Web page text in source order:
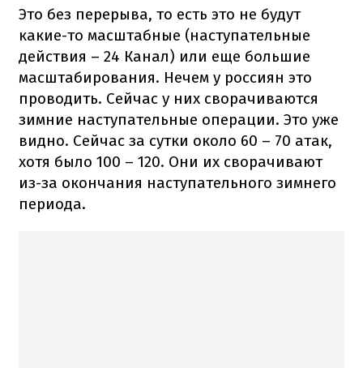
Это без перерыва, то есть это не будут
какие-то масштабные (наступательные
действия – 24 Канал) или еще большие
масштабирования. Нечем у россиян это
проводить. Сейчас у них сворачиваются
зимние наступательные операции. Это уже
видно. Сейчас за сутки около 60 – 70 атак,
хотя было 100 – 120. Они их сворачивают
из-за окончания наступательного зимнего
периода.